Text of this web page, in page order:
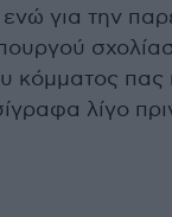
ενώ για την
κόμματος πας
λίγο